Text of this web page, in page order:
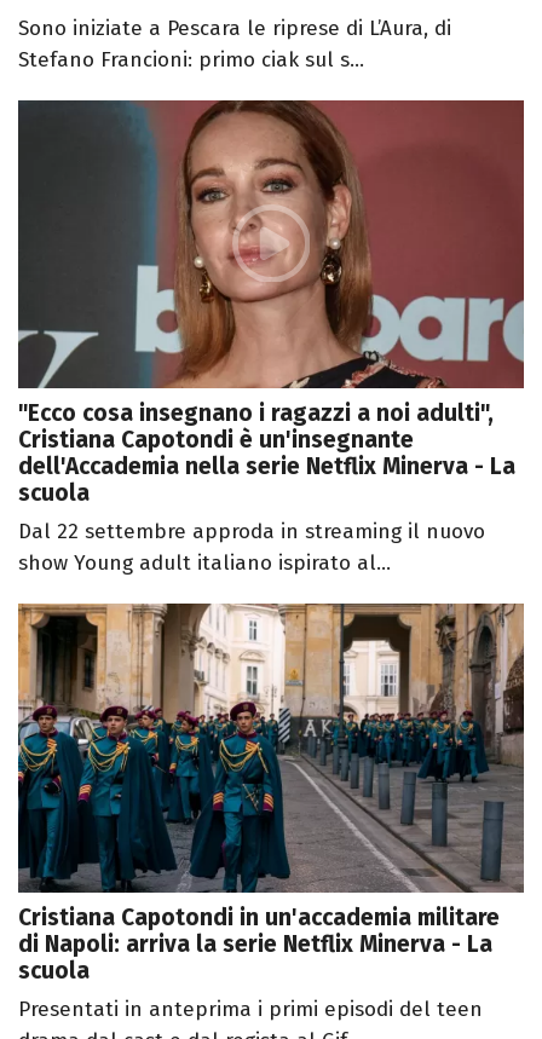
Sono iniziate a Pescara le riprese di L’Aura, di
Stefano Francioni: primo ciak sul s...
"Ecco cosa insegnano i ragazzi a noi adulti",
Cristiana Capotondi è un'insegnante
dell'Accademia nella serie Netflix Minerva - La
scuola
Dal 22 settembre approda in streaming il nuovo
show Young adult italiano ispirato al...
Cristiana Capotondi in un'accademia militare
di Napoli: arriva la serie Netflix Minerva - La
scuola
Presentati in anteprima i primi episodi del teen